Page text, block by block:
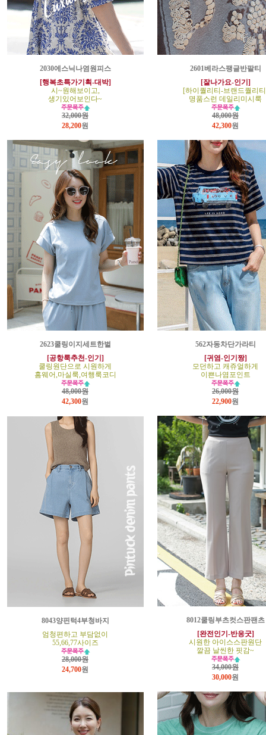
2030에스닉나염원피스
[행복초특가기획-대박]
시~원해보이고,
생기있어보인다~
32,000원
28,200원
2601베라스팽글반팔티
[잘나가요-인기]
[하이퀄리티-브랜드퀄리
명품스런 데일리미시룩
48,000원
42,300원
2623쿨링이지세트한벌
[공항룩추천-인기]
쿨링원단으로 시원하게
홈웨어,마실룩,여행룩코디
48,000원
42,300원
562자동차단가라티
[귀염-인기짱]
모던하고 캐쥬얼하게
이쁜나염포인트
26,000원
22,900원
8043양핀턱4부청바지
엄청편하고 부담없이
55,66,77사이즈
28,000원
24,700원
8012쿨링부츠컷스판팬츠
[완전인기-반응굿]
시원한 아이스스판원단
깔끔 날씬한 핏감~
34,000원
30,000원